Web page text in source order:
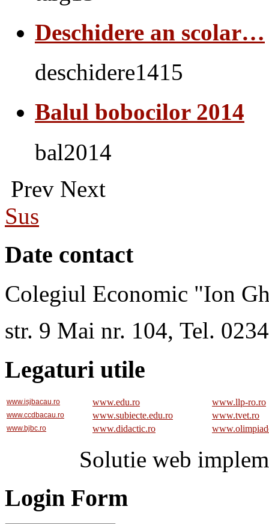
Deschidere an scolar…
deschidere1415
Balul bobocilor 2014
bal2014
Prev Next
Sus
Date contact
Colegiul Economic "Ion
str. 9 Mai nr. 104, Tel.
Legaturi utile
www.isjbacau.ro www.edu.ro www.llp-ro.ro
www.ccdbacau.ro www.subiecte.edu.ro www.tvet.ro
www.bjbc.ro www.didactic.ro
Solutie web
Login Form